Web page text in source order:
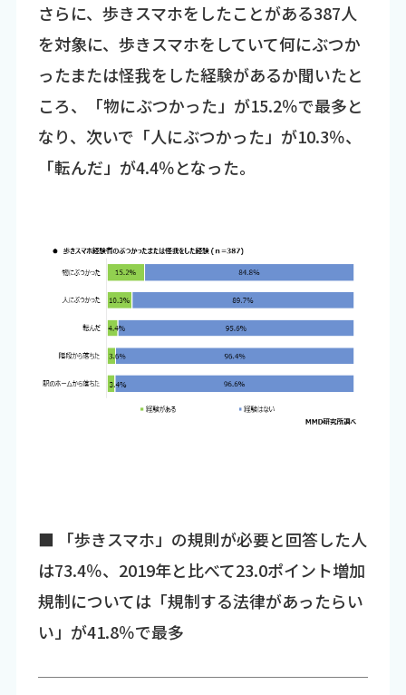
さらに、歩きスマホをしたことがある387人
を対象に、歩きスマホをしていて何にぶつか
ったまたは怪我をした経験があるか聞いたと
ころ、「物にぶつかった」が15.2％で最多と
なり、次いで「人にぶつかった」が10.3％、
「転んだ」が4.4％となった。
■ 「歩きスマホ」の規則が必要と回答した人
は73.4％、2019年と比べて23.0ポイント増加
規制については「規制する法律があったらい
い」が41.8％で最多